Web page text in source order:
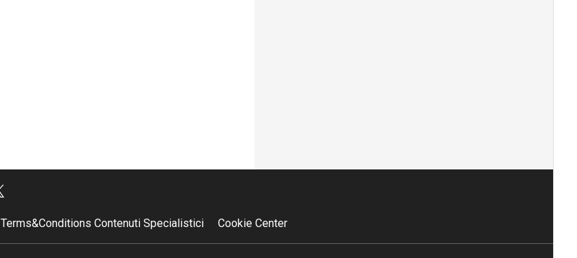
Terms&Conditions Contenuti Specialistici Cookie Center